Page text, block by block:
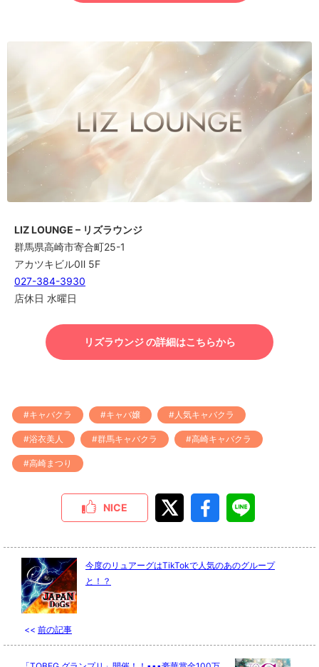
LIZ LOUNGE – リズラウンジ
群馬県高崎市寄合町25-1
アカツキビル0Ⅱ 5F
027-384-3930
店休日 水曜日
リズラウンジ の詳細はこちらから
#キャバクラ #キャバ嬢 #人気キャバクラ
#浴衣美人 #群馬キャバクラ #高崎キャバクラ
#高崎まつり
NICE
<< 前の記事
今度のリュアーグはTikTokで人気のあのグループ
と！？